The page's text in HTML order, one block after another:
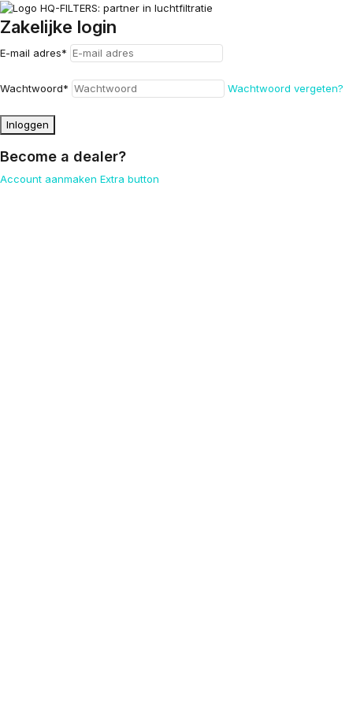
Zakelijke login
E-mail adres*
Wachtwoord* Wachtwoord vergeten?
Inloggen
Become a dealer?
Account aanmaken Extra button